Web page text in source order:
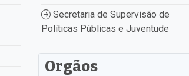
Secretaria de Supervisão de
Políticas Públicas e Juventude
Orgãos